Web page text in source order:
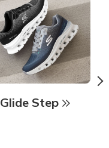
Glide Step